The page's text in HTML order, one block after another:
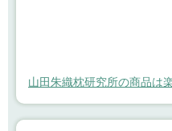
山田朱織枕研究所の商品は